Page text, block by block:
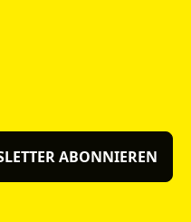
ABONNIEREN